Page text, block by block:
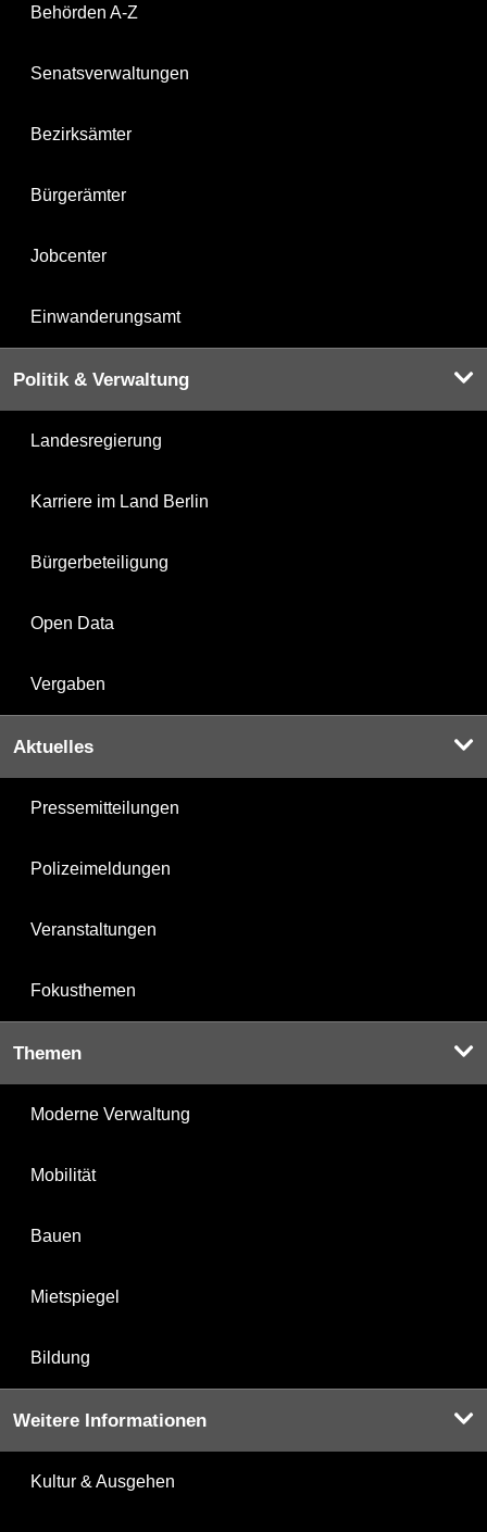
Behörden A-Z
Senatsverwaltungen
Bezirksämter
Bürgerämter
Jobcenter
Einwanderungsamt
Politik & Verwaltung
Landesregierung
Karriere im Land Berlin
Bürgerbeteiligung
Open Data
Vergaben
Aktuelles
Pressemitteilungen
Polizeimeldungen
Veranstaltungen
Fokusthemen
Themen
Moderne Verwaltung
Mobilität
Bauen
Mietspiegel
Bildung
Weitere Informationen
Kultur & Ausgehen